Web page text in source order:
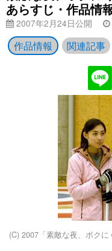
あらすじ・作品情
2007年2月24日公開
作品情報 関連記事
(C) 2007「素敵な夜、ボク